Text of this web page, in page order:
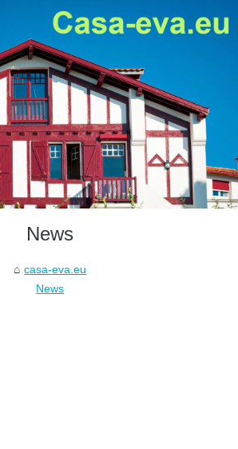
News
casa-eva.eu
News